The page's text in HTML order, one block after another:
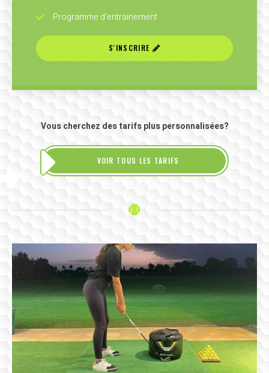
Programme d'entrainement
S'INSCRIRE
Vous cherchez des tarifs plus personnalisées?
VOIR TOUS LES TARIFS